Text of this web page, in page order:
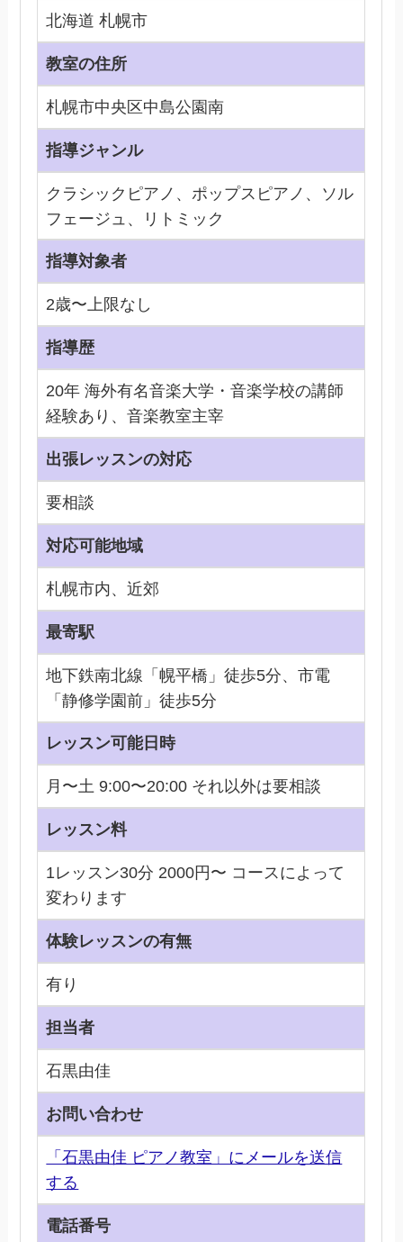
北海道 札幌市
教室の住所
札幌市中央区中島公園南
指導ジャンル
クラシックピアノ、ポップスピアノ、ソル
フェージュ、リトミック
指導対象者
2歳〜上限なし
指導歴
20年 海外有名音楽大学・音楽学校の講師
経験あり、音楽教室主宰
出張レッスンの対応
要相談
対応可能地域
札幌市内、近郊
最寄駅
地下鉄南北線「幌平橋」徒歩5分、市電
「静修学園前」徒歩5分
レッスン可能日時
月〜土 9:00〜20:00 それ以外は要相談
レッスン料
1レッスン30分 2000円〜 コースによって
変わります
体験レッスンの有無
有り
担当者
石黒由佳
お問い合わせ
「石黒由佳 ピアノ教室」にメールを送信
する
電話番号